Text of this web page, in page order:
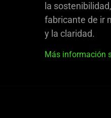
la
fabricante de ir
y la claridad.
Más información